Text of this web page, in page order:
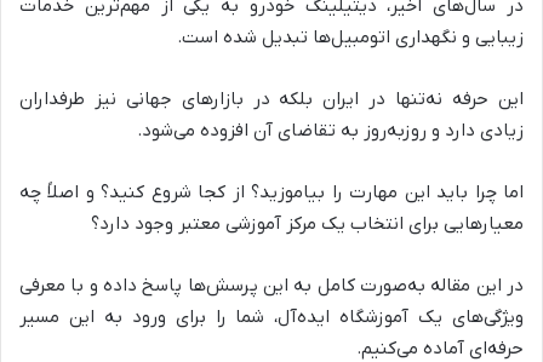
در سال‌های اخیر، دیتیلینگ خودرو به یکی از مهم‌ترین خدمات
زیبایی و نگهداری اتومبیل‌ها تبدیل شده است.
این حرفه نه‌تنها در ایران بلکه در بازارهای جهانی نیز طرفداران
زیادی دارد و روزبه‌روز به تقاضای آن افزوده می‌شود.
اما چرا باید این مهارت را بیاموزید؟ از کجا شروع کنید؟ و اصلاً چه
معیارهایی برای انتخاب یک مرکز آموزشی معتبر وجود دارد؟
در این مقاله به‌صورت کامل به این پرسش‌ها پاسخ داده و با معرفی
ویژگی‌های یک آموزشگاه ایده‌آل، شما را برای ورود به این مسیر
حرفه‌ای آماده می‌کنیم.